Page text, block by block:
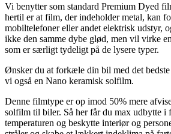
Vi benytter som standard Premium Dyed
hertil er at film, der indeholder metal, kan
mobiltelefoner eller andet elektrisk udstyr,
ikke den samme dybe glød, men vil virke
som er særligt tydeligt på de lysere typer.
Ønsker du at forkæle din bil med det bedste
vi også en Nano keramisk solfilm.
Denne filmtype er op imod 50% mere
solfilm til biler. Så her får du max udbytte i
temperaturen og beskytte interiør og